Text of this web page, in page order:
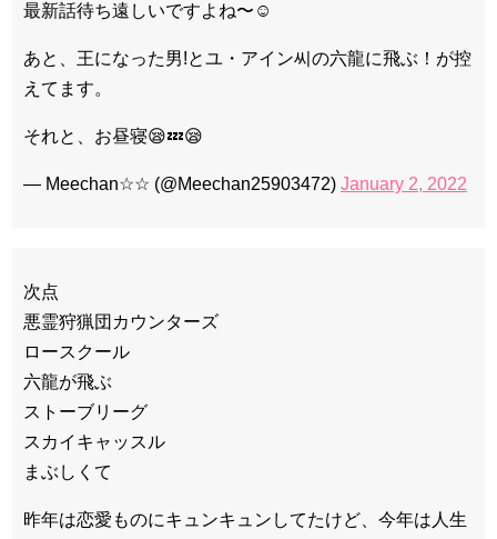
最新話待ち遠しいですよね〜☺️
あと、王になった男!とユ・アイン씨の六龍に飛ぶ！が控
えてます。
それと、お昼寝😪💤😪
— Meechan☆☆ (@Meechan25903472) January 2, 2022
次点
悪霊狩猟団カウンターズ
ロースクール
六龍が飛ぶ
ストーブリーグ
スカイキャッスル
まぶしくて
昨年は恋愛ものにキュンキュンしてたけど、今年は人生